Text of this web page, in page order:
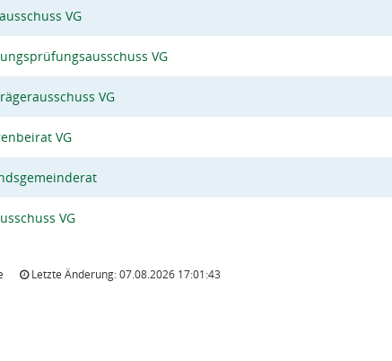
VG
VG
VG
VG
VG
Letzte Änderung: 07.08.2026 17:01:43